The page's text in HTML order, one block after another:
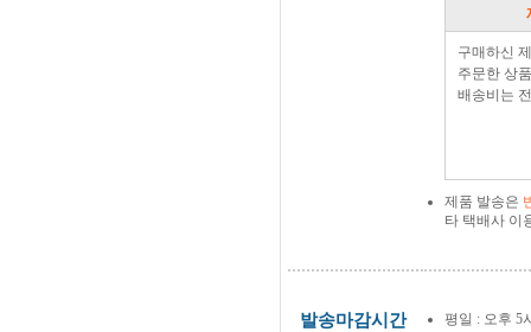
구매하신
주문한 상
배송비는
제품 발송은
타 택배사 이
발송마감시간
평일 : 오후 5